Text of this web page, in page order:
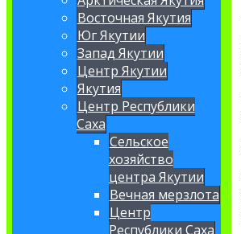
Восточная Якутия
Юг Якутии
Запад Якутии
Центр Якутии
Якутия
Центр Республики
Саха
Сельское
хозяйство
центра Якутии
Вечная мерзлота
Центр
Республики Саха